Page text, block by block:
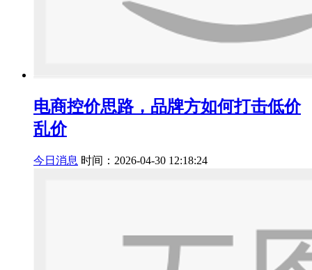
电商控价思路，品牌方如何打击低价
乱价
今日消息 时间：2026-04-30 12:18:24